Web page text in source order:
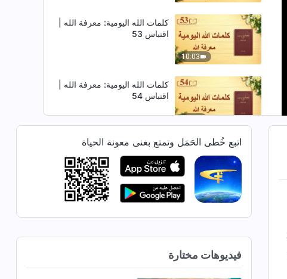
10:03
كلمات الله اليومية: معرفة الله |
اقتباس 53
8:14
كلمات الله اليومية: معرفة الله |
اقتباس 54
كلمات الله اليومية: معرفة الله |
اقتباس 55
اقتباس 56
كلمات الله اليومية: معرفة الله |
اتبع خُطى الحَمَل وتمتع بغنى معونة الحياة
فيديوهات مختارة